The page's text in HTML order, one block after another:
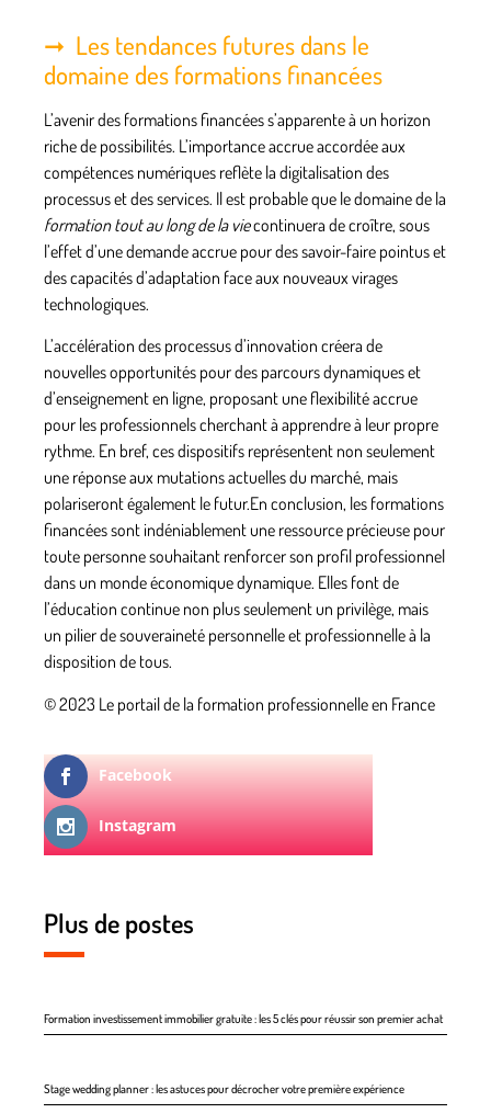
Les tendances futures dans le
domaine des formations financées
L’avenir des formations financéess’apparente à un horizon
riche de possibilités. L’importance accrue accordée aux
compétences numériques reflète la digitalisation des
processus et des services. Il est probable que le domaine de la
formation tout au long de la viecontinuera de croître, sous
l’effet d’une demande accrue pour des savoir-faire pointus et
des capacités d’adaptation face aux nouveaux virages
technologiques.
L’accélération des processus d’innovation créera de
nouvelles opportunités pour des parcours dynamiques et
d’enseignement en ligne, proposant une flexibilité accrue
pour les professionnels cherchant à apprendre à leur propre
rythme. En bref, ces dispositifs représentent non seulement
une réponse aux mutations actuelles du marché, mais
polariseront également le futur.En conclusion, les formations
financées sont indéniablement une ressource précieuse pour
toute personne souhaitant renforcer son profil professionnel
dans un monde économique dynamique. Elles font de
l’éducation continue non plus seulement un privilège, mais
un pilier de souveraineté personnelle et professionnelle à la
disposition de tous.
© 2023 Le portail de la formation professionnelle en France
Facebook
Instagram
Plus de postes
Formation investissement immobilier gratuite : les 5 clés pour réussir son premier achat
Stage wedding planner : les astuces pour décrocher votre première expérience